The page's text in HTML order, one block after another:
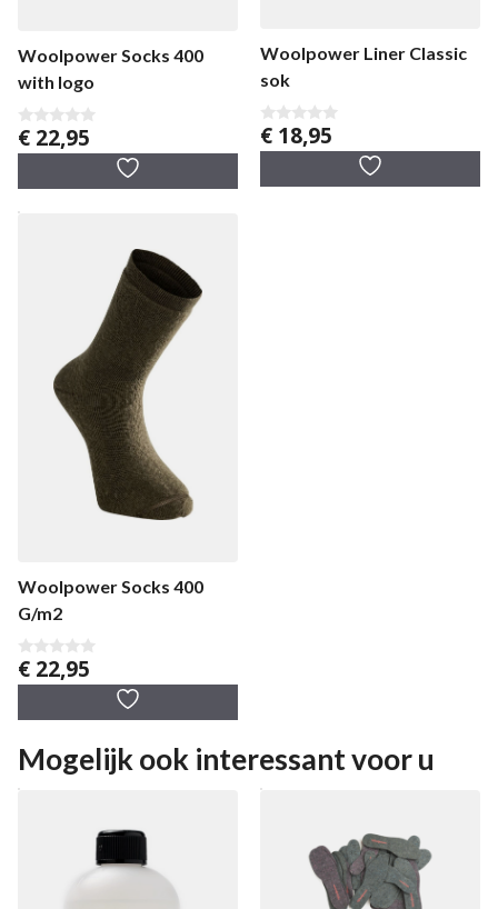
Woolpower Socks 400
with logo
0
v
5
€ 22,95
Woolpower Liner Classic
sok
0
v
5
€ 18,95
Woolpower Socks 400
G/m2
0
v
5
€ 22,95
Mogelijk ook interessant voor u